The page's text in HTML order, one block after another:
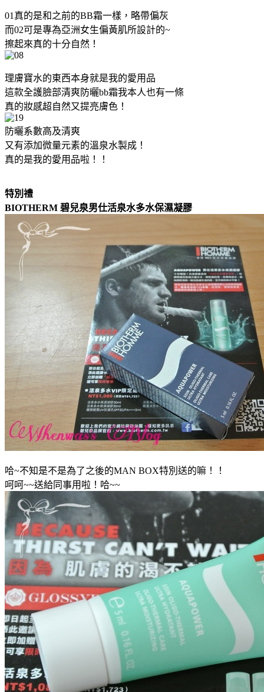
01真的是和之前的BB霜一樣，略帶偏灰
而02可是專為亞洲女生偏黃肌所設計的~
擦起來真的十分自然！
理膚寶水的東西本身就是我的愛用品
這款全護臉部清爽防曬bb霜我本人也有一條
真的妝感超自然又提亮膚色！
防曬系數高及清爽
又有添加微量元素的溫泉水製成！
真的是我的愛用品啦！！
特別禮
BIOTHERM 碧兒泉男仕活泉水多水保濕凝膠
哈~不知是不是為了之後的MAN BOX特別送的嘛！！
呵呵~~送給同事用啦！哈~~